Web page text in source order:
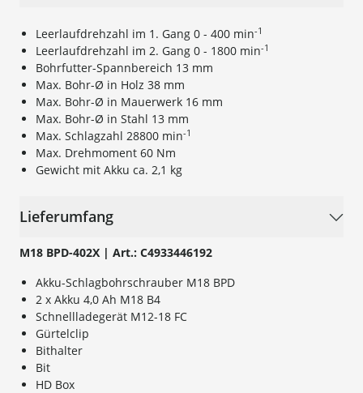
Leerlaufdrehzahl im 1. Gang 0 - 400 min-1
Leerlaufdrehzahl im 2. Gang 0 - 1800 min-1
Bohrfutter-Spannbereich 13 mm
Max. Bohr-Ø in Holz 38 mm
Max. Bohr-Ø in Mauerwerk 16 mm
Max. Bohr-Ø in Stahl 13 mm
Max. Schlagzahl 28800 min-1
Max. Drehmoment 60 Nm
Gewicht mit Akku ca. 2,1 kg
Lieferumfang
M18 BPD-402X | Art.: C4933446192
Akku-Schlagbohrschrauber M18 BPD
2 x Akku 4,0 Ah M18 B4
Schnellladegerät M12-18 FC
Gürtelclip
Bithalter
Bit
HD Box